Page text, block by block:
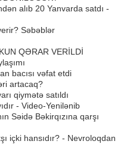
alıb 20 Yanvarda satdı -
Səbəblər
QƏRAR VERİLDİ
bacısı vəfat etdi
artacaq?
qiymətə satıldı
- Video-Yenilənib
Səidə Bəkirqızına qarşı
içki hansıdır? - Nevroloqdan